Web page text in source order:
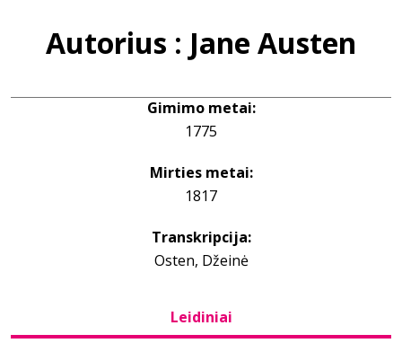
Leidiniai
info@elvislab.lt
Autorius : Jane Austen
Gimimo metai:
1775
Mirties metai:
1817
Transkripcija:
Osten, Džeinė
Leidiniai